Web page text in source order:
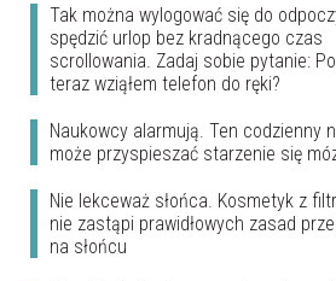
Tak można wylogować się do
spędzić urlop bez kradnącego czas
scrollowania. Zadaj sobie pytanie:
teraz wziąłem telefon do ręki?
Naukowcy alarmują. Ten codzienny
może przyspieszać starzenie się
Nie lekceważ słońca. Kosmetyk z
nie zastąpi prawidłowych zasad
na słońcu